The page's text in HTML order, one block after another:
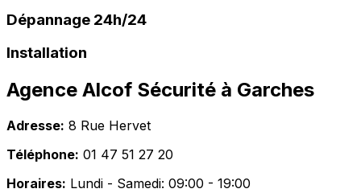
Dépannage 24h/24
Installation
Agence Alcof Sécurité à Garches
Adresse: 8 Rue Hervet
Téléphone: 01 47 51 27 20
Horaires: Lundi - Samedi: 09:00 - 19:00